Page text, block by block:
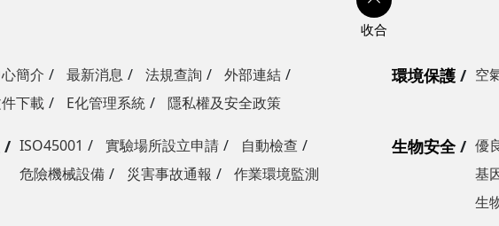
簡介 最新消息 法規查詢
外部連結
下載
E化管理系統 隱私權及安全政策
環境保護 空
ISO45001 實驗場所設立申請
自動檢查
危險機械設備
災害事故通報 作業環境監測
生物安全
優
基
生